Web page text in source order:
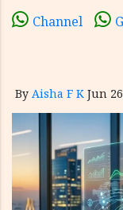
Channel
By Aisha F K Jun